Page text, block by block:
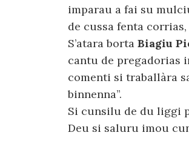
imparau a fai su
de cussa fenta
S’atara borta Biagiu
cantu de pregadorias
comenti si traballàra
binnenna”.
Si cunsilu de du liggi
Deu si saluru imou